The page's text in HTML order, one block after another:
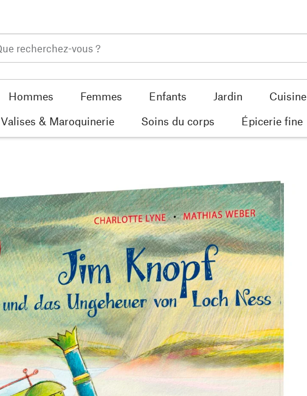
Hommes Femmes Enfants Jardin Cuisine
Valises & Maroquinerie Soins du corps Épicerie fine